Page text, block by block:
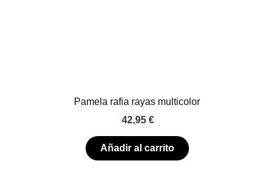
Pamela rafia rayas multicolor
42,95 €
Añadir al carrito